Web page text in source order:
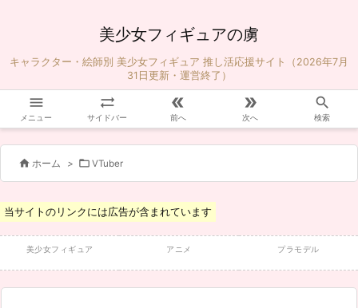
美少女フィギュアの虜
キャラクター・絵師別 美少女フィギュア 推し活応援サイト（2026年7月
31日更新・運営終了）

メニュー

サイドバー

前へ

次へ

検索
 ホーム >  VTuber
当サイトのリンクには広告が含まれています
美少女フィギュア アニメ プラモデル